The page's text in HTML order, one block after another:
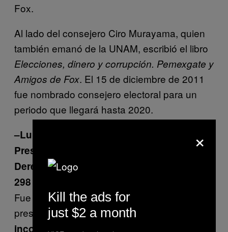
Fox.
Al lado del consejero Ciro Murayama, quien
también emanó de la UNAM, escribió el libro
Elecciones, dinero y corrupción. Pemexgate y
Amigos de Fox. El 15 de diciembre de 2011
fue nombrado consejero electoral para un
periodo que llegará hasta 2020.
–Luis Raúl González Pérez
Presidente de la Comisión Nacional de los
Derechos Humanos
298 mil 426 al mes
Fue uno de los servidores públicos que
presentó ante la SCJN unaacción de
inconstitucionalidad en contra de la Ley
×
Kill the ads for
just $2 a month